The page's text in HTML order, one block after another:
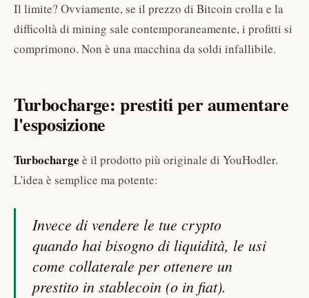
Il limite? Ovviamente, se il prezzo di Bitcoin crolla e la
difficoltà di mining sale contemporaneamente, i profitti si
comprimono. Non è una macchina da soldi infallibile.
Turbocharge: prestiti per aumentare
l'esposizione
Turbocharge è il prodotto più originale di YouHodler.
L'idea è semplice ma potente:
Invece di vendere le tue crypto
quando hai bisogno di liquidità, le usi
come collaterale per ottenere un
prestito in stablecoin (o in fiat).